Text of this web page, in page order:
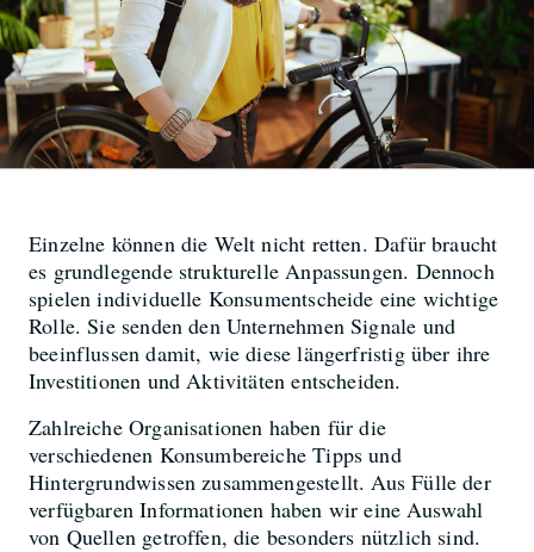
Einzelne können die Welt nicht retten. Dafür braucht
es grundlegende strukturelle Anpassungen. Dennoch
spielen individuelle Konsumentscheide eine wichtige
Rolle. Sie senden den Unternehmen Signale und
beeinflussen damit, wie diese längerfristig über ihre
Investitionen und Aktivitäten entscheiden.
Zahlreiche Organisationen haben für die
verschiedenen Konsumbereiche Tipps und
Hintergrundwissen zusammengestellt. Aus Fülle der
verfügbaren Informationen haben wir eine Auswahl
von Quellen getroffen, die besonders nützlich sind.